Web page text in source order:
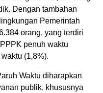
Dengan tambahan
Pemerintah
orang, yang terdiri
penuh waktu
(1,8%).
Waktu diharapkan
publik, khususnya